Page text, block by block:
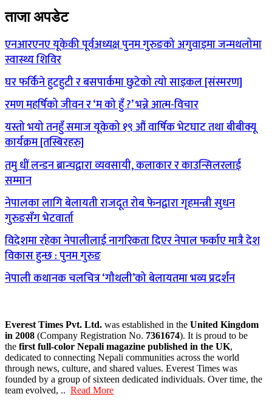
ताजा अपडेट
एनआरएनए यूकेकी पूर्वअध्यक्ष पुनम गुरुङको अगुवाइमा जन्मथलोमा
स्वास्थ्य शिविर
घर फर्किने हुटहुटी र बसपार्कमा छुटेको त्यो साइकल [संस्मरण]
रमण महर्षिको जीवन र ‘म को हुँ ?’ भन्ने आत्म-विचार
यस्तो भयो तनहुँ समाज यूकेको १९ औं वार्षिक भेटघाट तथा बीबीक्यू
कार्यक्रम [तस्बिरहरु]
तमु धीं लन्डन ब्रान्चद्वारा व्यवसायी, कलाकार र काउन्सिलरलाई
सम्मान
नेपालका लागि बेलायती राजदूत रोब फेनद्वारा गृहमन्त्री सुधन
गुरुङसँग भेटवार्ता
विदेशमा रहेका नेपालीलाई नागरिकता दिएर नेपाल फर्काए मात्रै देश
विकास हुन्छ : पुनम गुरुङ
नेपाली कथानक चलचित्र ‘गौथली’को बेलायतमा भव्य प्रदर्शन
Everest Times Pvt. Ltd. was established in the United Kingdom
in 2008 (Company Registration No. 7361674). It is proud to be
the first full-color Nepali magazine published in the UK,
dedicated to connecting Nepali communities across the world
through news, culture, and shared values. Everest Times was
founded by a group of sixteen dedicated individuals. Over time, the
team evolved, .. Read More